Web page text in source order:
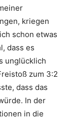
kriegen
schon etwas
dass es
unglücklich
zum 3:2
dass das
In der
in die